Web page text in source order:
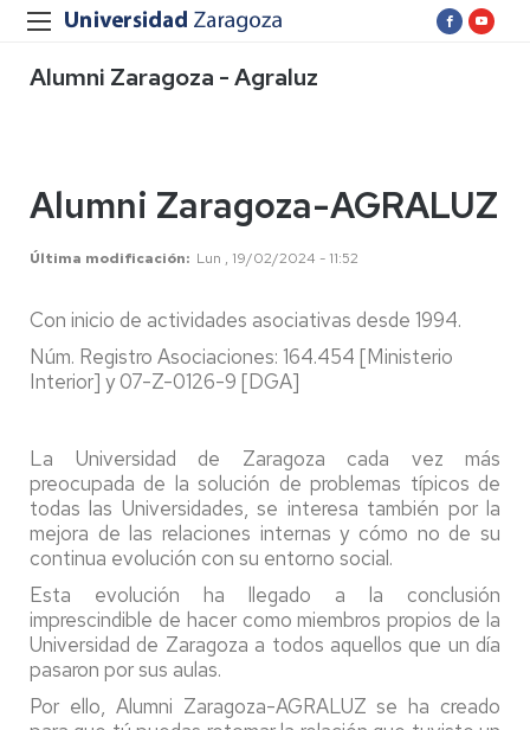
Alumni Zaragoza - Agraluz
Alumni Zaragoza-AGRALUZ
Última modificación Lun , 19/02/2024 - 11:52
Con inicio de actividades asociativas desde 1994.
Núm. Registro Asociaciones: 164.454 [Ministerio
Interior] y 07-Z-0126-9 [DGA]
La Universidad de Zaragoza cada vez más
preocupada de la solución de problemas típicos de
todas las Universidades, se interesa también por la
mejora de las relaciones internas y cómo no de su
continua evolución con su entorno social.
Esta evolución ha llegado a la conclusión
imprescindible de hacer como miembros propios de la
Universidad de Zaragoza a todos aquellos que un día
pasaron por sus aulas.
Por ello, Alumni Zaragoza-AGRALUZ se ha creado